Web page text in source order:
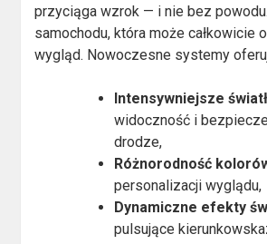
przyciąga wzrok — i nie bez
samochodu, która może całkowicie
wygląd. Nowoczesne systemy
Intensywniejsze
widoczność i
drodze,
Różnorodność
personalizacji wyglądu,
Dynamiczne efekty
pulsujące